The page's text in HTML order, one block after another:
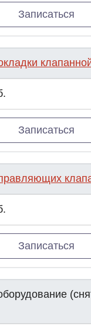
Записаться
Записаться
Записаться